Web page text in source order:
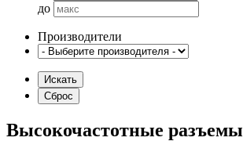
до
Производители
Высокочастотные разъемы